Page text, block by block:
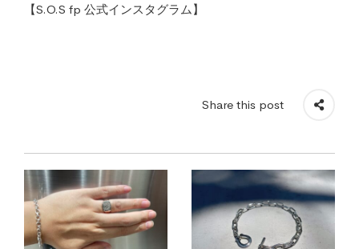
【S.O.S fp 公式インスタグラム】
Share this post